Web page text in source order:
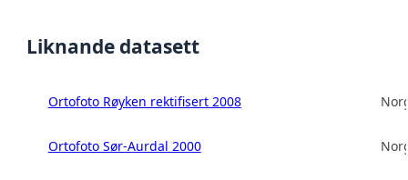
Liknande datasett
Ortofoto Røyken rektifisert 2008
Ortofoto Sør-Aurdal 2000